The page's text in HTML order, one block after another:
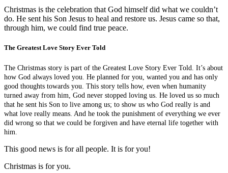
Christmas is the celebration that God himself did what we couldn’t
do. He sent his Son Jesus to heal and restore us. Jesus came so that,
through him, we could find true peace.
The Greatest Love Story Ever Told
The Christmas story is part of the Greatest Love Story Ever Told. It’s about
how God always loved you. He planned for you, wanted you and has only
good thoughts towards you. This story tells how, even when humanity
turned away from him, God never stopped loving us. He loved us so much
that he sent his Son to live among us; to show us who God really is and
what love really means. And he took the punishment of everything we ever
did wrong so that we could be forgiven and have eternal life together with
him.
This good news is for all people. It is for you!
Christmas is for you.